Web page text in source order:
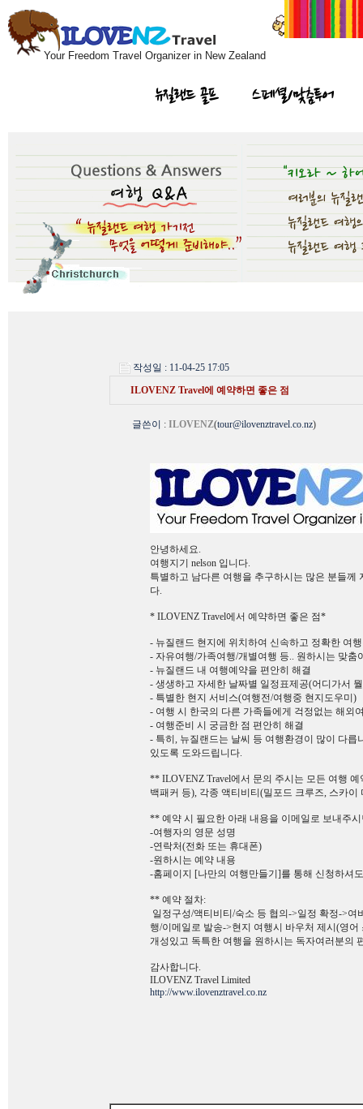
Your Freedom Travel Organizer in New Zealand
뉴질랜드 골프 스페셜/맞춤투어
작성일 : 11-04-25 17:05
ILOVENZ Travel에 예약하면 좋은 점
글쓴이 : ILOVENZ(tour@ilovenztravel.co.nz)
안녕하세요.
여행지기 nelson 입니다.
특별하고 남다른 여행을 추구하시는 많은 분들께
다.
* ILOVENZ Travel에서 예약하면 좋은 점*
- 뉴질랜드 현지에 위치하여 신속하고 정확한 여
- 자유여행/가족여행/개별여행 등.. 원하시는 맞춤
- 뉴질랜드 내 여행예약을 편안히 해결
- 생생하고 자세한 날짜별 일정표제공(어디가서
- 특별한 현지 서비스(여행전/여행중 현지도우미)
- 여행 시 한국의 다른 가족들에게 걱정없는 해외
- 여행준비 시 궁금한 점 편안히 해결
- 특히, 뉴질랜드는 날씨 등 여행환경이 많이 다
있도록 도와드립니다.
** ILOVENZ Travel에서 문의 주시는 모든 여행
백패커 등), 각종 액티비티(밀포드 크루즈, 스카
** 예약 시 필요한 아래 내용을 이메일로 보내주
-여행자의 영문 성명
-연락처(전화 또는 휴대폰)
-원하시는 예약 내용
-홈페이지 [나만의 여행만들기]를 통해 신청하셔
** 예약 절차:
일정구성/액티비티/숙소 등 협의->일정 확정->여
행/이메일로 발송->현지 여행시 바우처 제시(영어
개성있고 독특한 여행을 원하시는 독자여러분의
감사합니다.
ILOVENZ Travel Limited
http://www.ilovenztravel.co.nz